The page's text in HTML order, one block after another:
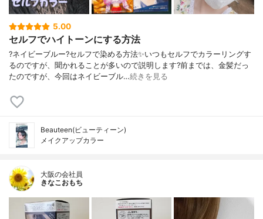
5.00
セルフでハイトーンにする方法
?ネイビーブルー?セルフで染める方法✨いつもセルフでカラーリングす
るのですが、聞かれることが多いので説明します?前までは、金髪だっ
たのですが、今回はネイビーブル…続きを見る
Beauteen(ビューティーン)
メイクアップカラー
大阪の会社員
きなこおもち